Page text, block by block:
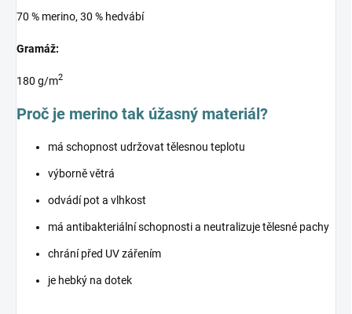
70 % merino, 30 % hedvábí
Gramáž:
180 g/m2
Proč je merino tak úžasný materiál?
má schopnost udržovat tělesnou teplotu
výborně větrá
odvádí pot a vlhkost
má antibakteriální schopnosti a neutralizuje tělesné pachy
chrání před UV zářením
je hebký na dotek